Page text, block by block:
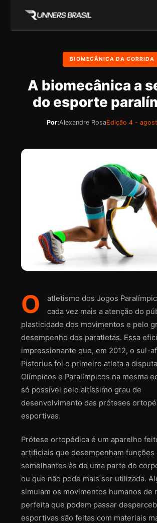
BIOMECÂNICA DA CORRIDA
A biomecânica a
do esporte
Por:Alexandre RosaEdição 4 -
O
atletismo dos Jogos
cada vez mais a atenção do
plasticidade dos movimentos e pelo
desempenho dos paratletas. Essa
impressionante que, em 2012, o sul-
Pistorius foi o primeiro atleta a
Olímpicos e Paralímpicos na mesma
só possível pelo altíssimo grau de
desenvolvimento das próteses
esportivas.
Prótese ortopédica é um aparelho
artificiais que desempenham funções
semelhantes às de uma parte do
ou que não pode mais ser utilizada.
simulam os movimentos humanos de
perfeita que podem passar
esportivas são feitas com materiais